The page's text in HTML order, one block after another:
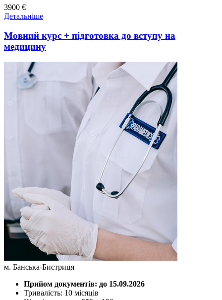
3900 €
Детальніше
Мовний курс + підготовка до вступу на
медицину
м. Банська-Бистриця
Прийом документів: до 15.09.2026
Тривалість: 10 місяців